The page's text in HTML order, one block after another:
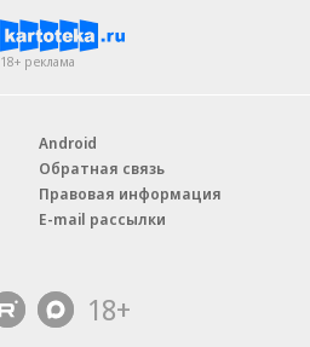
18+ реклама
Android
Обратная связь
Правовая информация
E-mail рассылки
18+